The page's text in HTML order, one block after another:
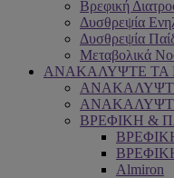
Βρεφική
Δυσθρεψία
Δυσθρεψία
Μεταβολικά
ΑΝΑΚΑΛΥΨΤΕ ΤΑ
ΒΡΕΦΙΚΗ &
Almiron